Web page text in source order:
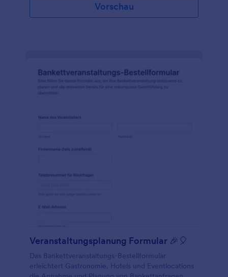
Vorschau
Veranstaltungsplanung Formular 🎉🎈
Das Bankettveranstaltungs-Bestellformular
erleichtert Gastronomie, Hotels und Eventlocations